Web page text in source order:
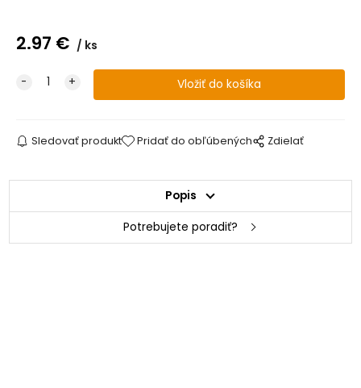
2.97 € ks
Sledovať produkt Pridať do obľúbených Zdielať
Popis
Potrebujete poradiť?